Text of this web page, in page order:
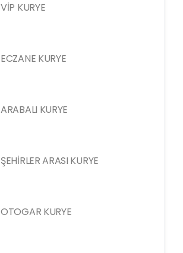
VİP KURYE
ECZANE KURYE
ARABALI KURYE
ŞEHİRLER ARASI KURYE
OTOGAR KURYE